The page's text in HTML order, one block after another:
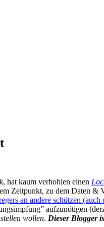
, hat kaum verhohlen einen
Zeitpunkt, zu dem Daten &
an andere schützen
aufzunötigen
wollen. Dieser Blogger